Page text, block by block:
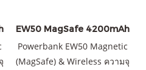
EW50 MagSafe 4200mAh
Powerbank EW50 Magnetic
(MagSafe) & Wireless ความจุ